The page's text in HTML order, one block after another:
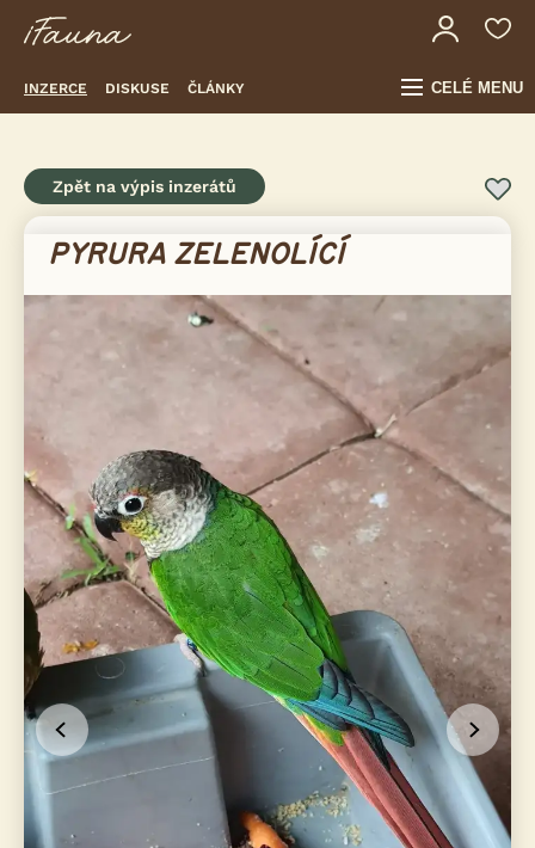
INZERCE DISKUSE ČLÁNKY CELÉ MENU
Zpět na výpis inzerátů
PYRURA ZELENOLÍCÍ